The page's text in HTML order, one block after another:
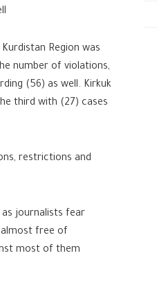
Region was
number of violations,
(56) as well. Kirkuk
third with (27) cases
restrictions and
journalists fear
almost free of
most of them